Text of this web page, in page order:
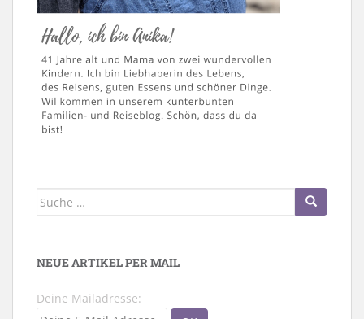
Suche
NEUE ARTIKEL PER MAIL
Deine Mailadresse: